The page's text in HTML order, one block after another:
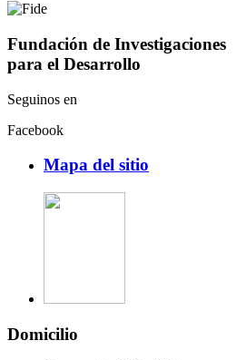
Fundación de Investigaciones
para el Desarrollo
Seguinos en
Facebook
Mapa del sitio
Domicilio